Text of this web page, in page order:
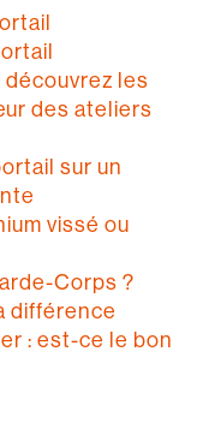
les
des ateliers
sur un
vissé ou
Corps ?
différence
: est-ce le bon